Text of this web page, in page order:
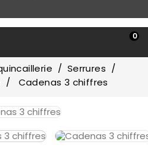
0
Serrures
Cadenas 3 chiffres